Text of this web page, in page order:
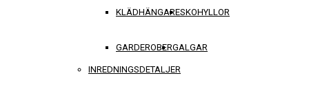
KLÄDHÄNGARESKOHYLLOR
GARDEROBERGALGAR
INREDNINGSDETALJER